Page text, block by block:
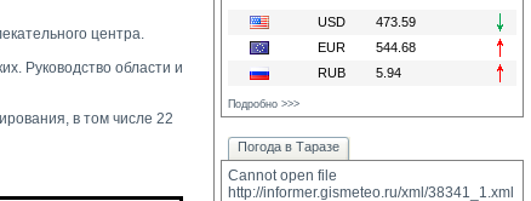
центра.
Руководство области и
в том числе 22
USD
473.59
EUR
544.68
RUB
5.94
Подробно >>>
Погода в Таразе
Cannot open file
http://informer.gismeteo.ru/xml/38341_1.xml